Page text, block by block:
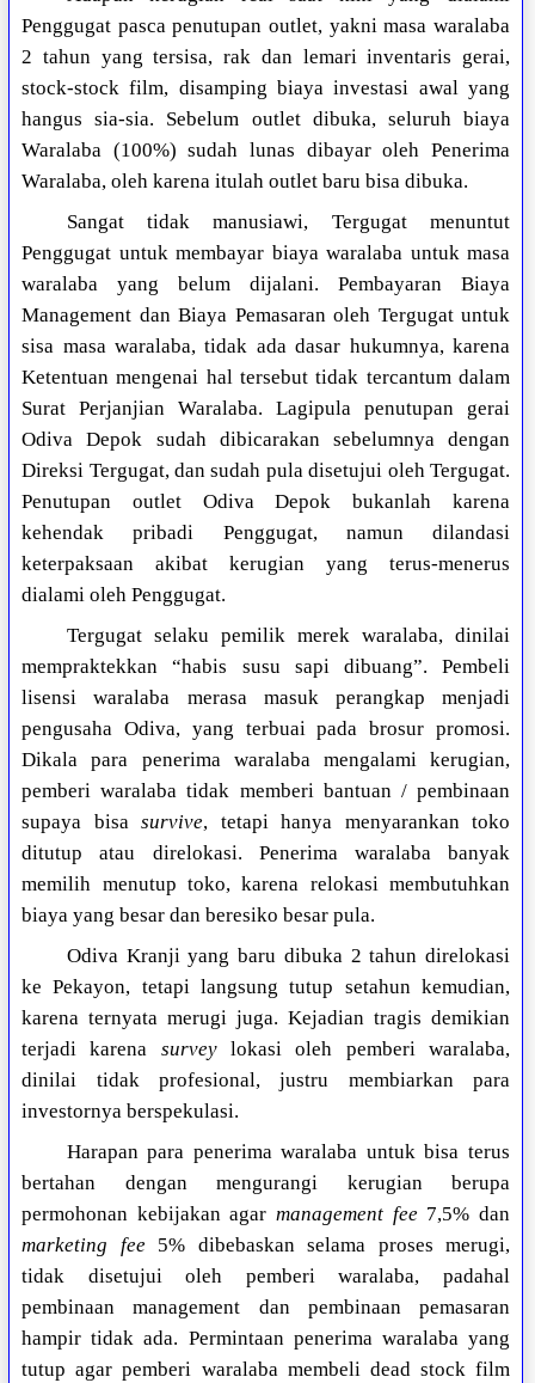
Penggugat pasca penutupan outlet, yakni masa waralaba
2 tahun yang tersisa, rak dan lemari inventaris gerai,
stock-stock film, disamping biaya investasi awal yang
hangus sia-sia. Sebelum outlet dibuka, seluruh biaya
Waralaba (100%) sudah lunas dibayar oleh Penerima
Waralaba, oleh karena itulah outlet baru bisa dibuka.
Sangat tidak manusiawi, Tergugat menuntut
Penggugat untuk membayar biaya waralaba untuk masa
waralaba yang belum dijalani. Pembayaran Biaya
Management dan Biaya Pemasaran oleh Tergugat untuk
sisa masa waralaba, tidak ada dasar hukumnya, karena
Ketentuan mengenai hal tersebut tidak tercantum dalam
Surat Perjanjian Waralaba. Lagipula penutupan gerai
Odiva Depok sudah dibicarakan sebelumnya dengan
Direksi Tergugat, dan sudah pula disetujui oleh Tergugat.
Penutupan outlet Odiva Depok bukanlah karena
kehendak pribadi Penggugat, namun dilandasi
keterpaksaan akibat kerugian yang terus-menerus
dialami oleh Penggugat.
Tergugat selaku pemilik merek waralaba, dinilai
mempraktekkan “habis susu sapi dibuang”. Pembeli
lisensi waralaba merasa masuk perangkap menjadi
pengusaha Odiva, yang terbuai pada brosur promosi.
Dikala para penerima waralaba mengalami kerugian,
pemberi waralaba tidak memberi bantuan / pembinaan
supaya bisasurvive, tetapi hanya menyarankan toko
ditutup atau direlokasi. Penerima waralaba banyak
memilih menutup toko, karena relokasi membutuhkan
biaya yang besar dan beresiko besar pula.
Odiva Kranji yang baru dibuka 2 tahun direlokasi
ke Pekayon, tetapi langsung tutup setahun kemudian,
karena ternyata merugi juga. Kejadian tragis demikian
terjadi karena surveylokasi oleh pemberi waralaba,
dinilai tidak profesional, justru membiarkan para
investornya berspekulasi.
Harapan para penerima waralaba untuk bisa terus
bertahan dengan mengurangi kerugian berupa
permohonan kebijakan agarmanagement fee7,5% dan
marketing fee5% dibebaskan selama proses merugi,
tidak disetujui oleh pemberi waralaba, padahal
pembinaan management dan pembinaan pemasaran
hampir tidak ada. Permintaan penerima waralaba yang
tutup agar pemberi waralaba membeli dead stock film